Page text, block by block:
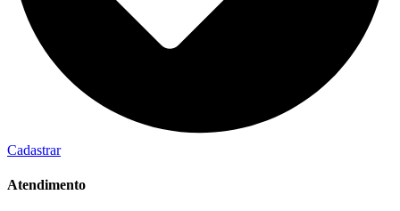
Cadastrar
Atendimento